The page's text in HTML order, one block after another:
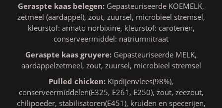
Geraspte kaas belegen: Gepasteuriseerde KOEMELK,
zetmeel (aardappel), zout, zuursel, microbieel stremsel,
kleurstof: annato norbixine, kleurstof: carotenen,
conserveermiddel: natriumnitraat
Geraspte kaas gruyere: Gepasteuriseerde MELK,
aardappelzetmeel, zout, zuursel, microbieel stremsel
Pulled chicken: Kipdijenvlees(98%),
conserveermiddelen(E325, E261, E250), zout, zeezout,
chilipoeder, stabilisatoren(E451), kruiden en specerijen,